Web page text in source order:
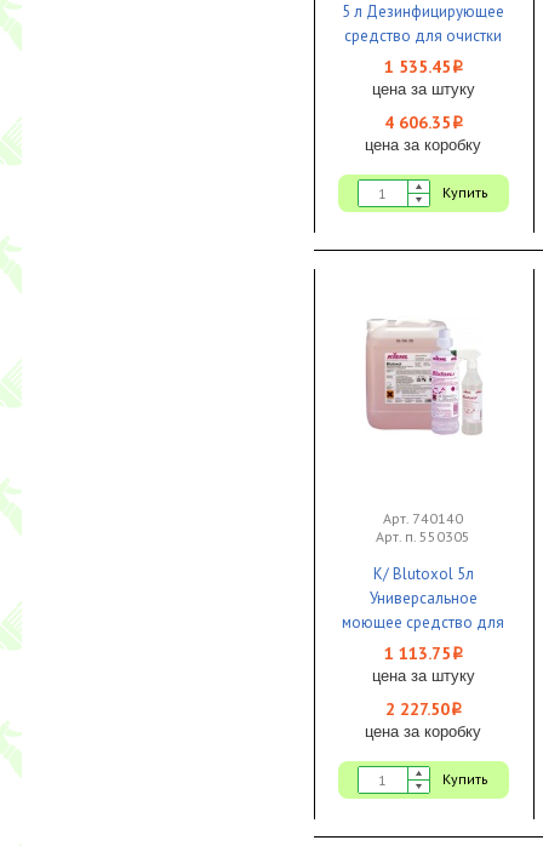
5 л Дезинфицирующее
средство для очистки
овощей,фруктов,
зелени 1/3 ЧЗ
1 535.45 i
цена за штуку
4 606.35 i
цена за коробку
Купить
Арт. 740140
Арт. п. 550305
К/ Blutoxol 5л
Универсальное
моющее средство для
пищевых производств,
концентрат 1/2 KIEHL
1 113.75 i
цена за штуку
2 227.50i
цена за коробку
Купить